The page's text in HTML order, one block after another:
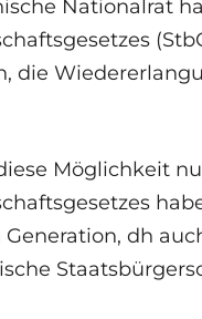
Nationalrat
die
Möglichkeit
dh